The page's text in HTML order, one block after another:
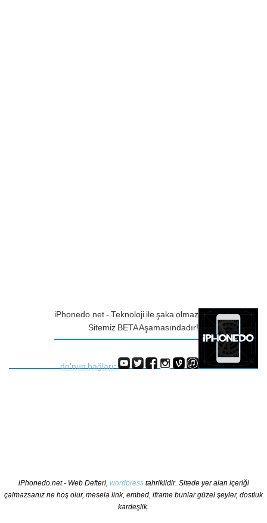
iPhonedo.net - Teknoloji ile şaka olmaz
Sitemiz BETA Aşamasındadır!
do'nun bağları:
iPhonedo.net - Web Defteri, wordpresstahriklidir. Sitede yer alan içeriği
çalmazsanız ne hoş olur, mesela link, embed, iframe bunlar güzel şeyler, dostluk
kardeşlik.